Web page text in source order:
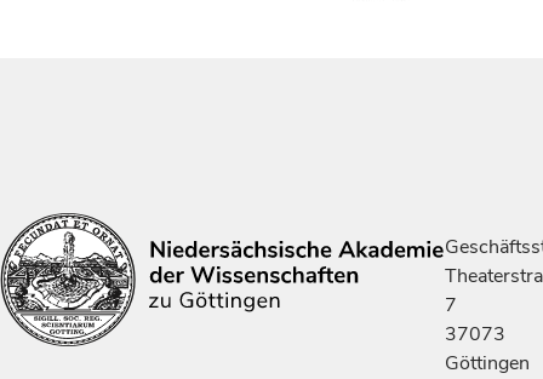
7
37073
Göttingen